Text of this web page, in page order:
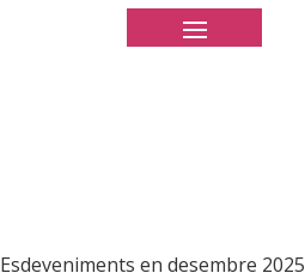
Esdeveniments en desembre 2025